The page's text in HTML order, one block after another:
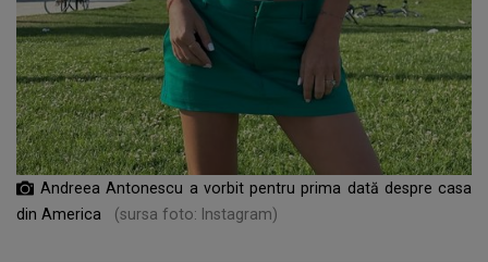
Andreea Antonescu a vorbit pentru prima dată despre casa
din America
(sursa foto: Instagram)